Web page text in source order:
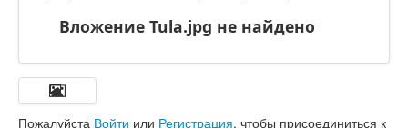
Вложение Tula.jpg не найдено
Пожалуйста Войти или Регистрация, чтобы присоединиться к